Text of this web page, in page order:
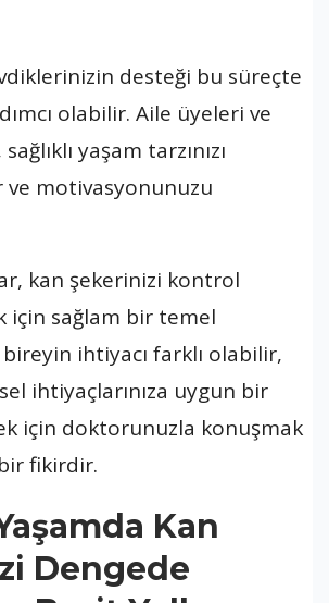
desteği bu süreçte
olabilir. Aile üyeleri ve
yaşam tarzınızı
motivasyonunuzu
kan şekerinizi kontrol
için sağlam bir temel
ihtiyacı farklı olabilir,
ihtiyaçlarınıza uygun bir
için doktorunuzla konuşmak
fikirdir.
Kan
Dengede